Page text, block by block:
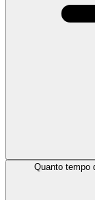
Quanto tempo